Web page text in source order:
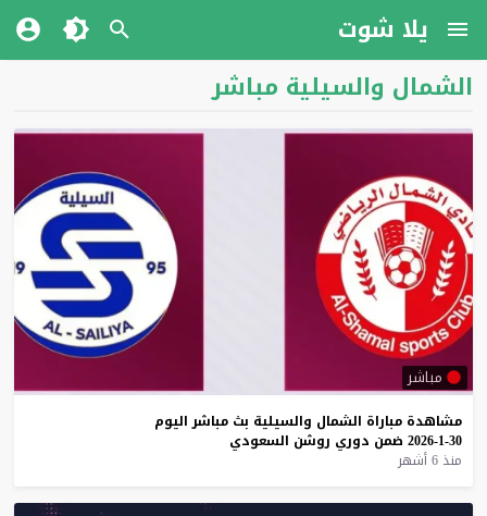
يلا شوت
الشمال والسيلية مباشر
مباشر
مشاهدة مباراة الشمال والسيلية بث مباشر اليوم
30-1-2026
ضمن دوري روشن السعودي
منذ 6 أشهر